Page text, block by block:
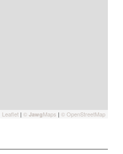
Leaflet | © JawgMaps | © OpenStreetMap